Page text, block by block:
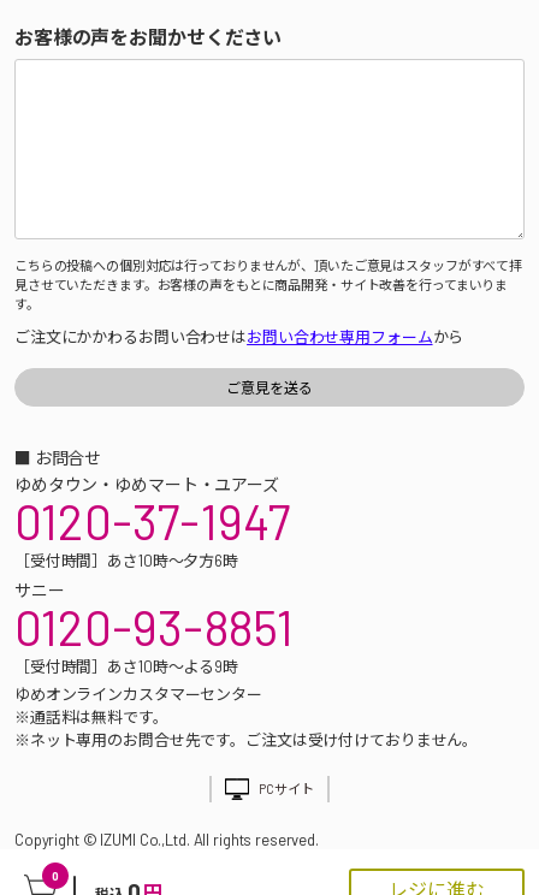
0
レジに進む
お客様の声をお聞かせください
こちらの投稿への個別対応は行っておりませんが、頂いたご意見はスタッフがすべて拝
見させていただきます。お客様の声をもとに商品開発・サイト改善を行ってまいりま
す。
ご注文にかかわるお問い合わせはお問い合わせ専用フォームから
■ お問合せ
ゆめタウン・ゆめマート・ユアーズ
0120-37-1947
［受付時間］あさ10時～夕方6時
サニー
0120-93-8851
［受付時間］あさ10時～よる9時
ゆめオンラインカスタマーセンター
※通話料は無料です。
※ネット専用のお問合せ先です。ご注文は受け付けておりません。
PCサイト
Copyright © IZUMI Co.,Ltd. All rights reserved.